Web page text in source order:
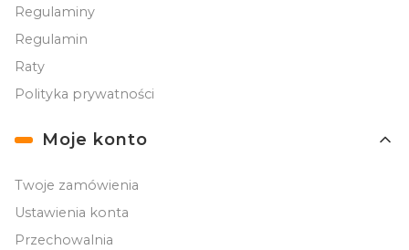
Regulaminy
Regulamin
Raty
Polityka prywatności
Moje konto
Twoje zamówienia
Ustawienia konta
Przechowalnia